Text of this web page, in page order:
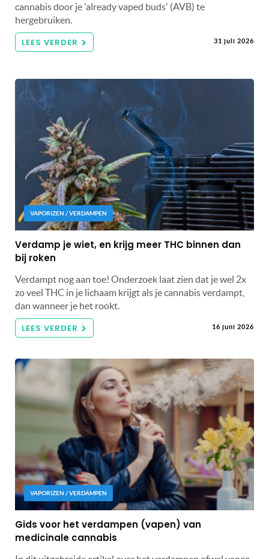
cannabis door je 'already vaped buds' (AVB) te
hergebruiken.
LEES VERDER 31 juli 2026
VAPORIZEN / VERDAMPEN
Verdamp je wiet, en krijg meer THC binnen dan
bij roken
Verdampt nog aan toe! Onderzoek laat zien dat je wel 2x
zo veel THC in je lichaam krijgt als je cannabis verdampt,
dan wanneer je het rookt.
LEES VERDER 16 juni 2026
VAPORIZEN / VERDAMPEN
Gids voor het verdampen (vapen) van
medicinale cannabis